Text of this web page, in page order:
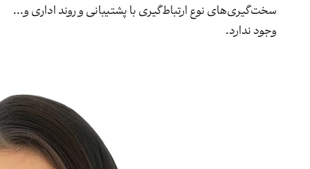
سخت‌گیری‌های نوع ارتباط‌گیری با پشتیبانی و روند اداری و...
وجود ندارد.